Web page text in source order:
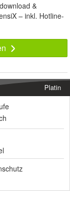
&
– inkl. Hotline-
Platin